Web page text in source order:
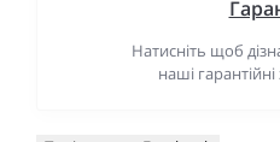
Натисніть щоб
наші